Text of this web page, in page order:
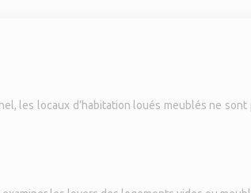
les locaux d’habitation loués meublés ne